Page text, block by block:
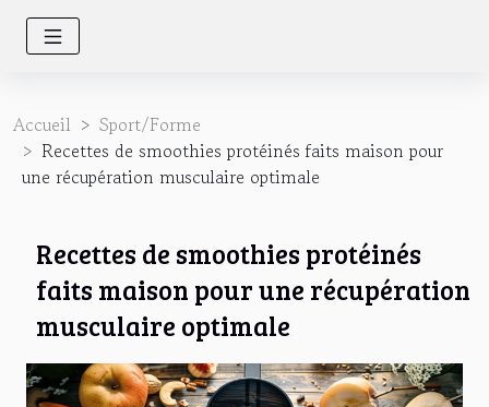
Accueil
Sport/Forme
Recettes de smoothies protéinés faits maison pour
une récupération musculaire optimale
Recettes de smoothies protéinés
faits maison pour une récupération
musculaire optimale